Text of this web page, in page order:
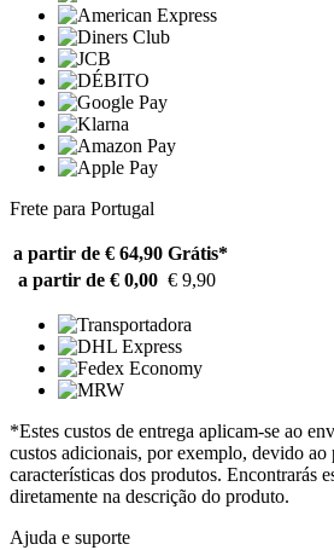
Frete para Portugal
a partir de € 64,90 Grátis*
a partir de € 0,00 € 9,90
*Estes custos de entrega aplicam-se ao
custos adicionais, por exemplo, devido ao
características dos produtos. Encontrarás
diretamente na descrição do produto.
Ajuda e suporte